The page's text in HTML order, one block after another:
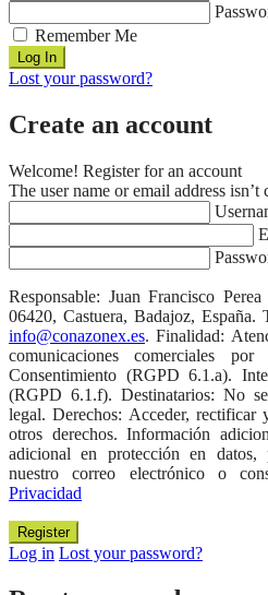
Remember Me
Lost your password?
Create an account
Welcome! Register for an account
The user name or email address isn’t
Responsable: Juan Francisco
06420, Castuera, Badajoz,
info@conazonex.es. Finalidad:
comunicaciones comerciales
Consentimiento (RGPD 6.1.a).
(RGPD 6.1.f). Destinatarios: No
legal. Derechos: Acceder,
otros derechos. Información
adicional en protección en
nuestro correo electrónico o
Privacidad
Log in Lost your password?